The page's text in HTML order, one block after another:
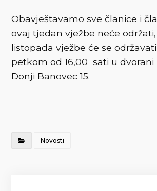
Obavještavamo sve članice i
ovaj tjedan vježbe neće održati,
listopada vježbe će se
petkom od 16,00 sati u dvorani
Donji Banovec 15.
Novosti